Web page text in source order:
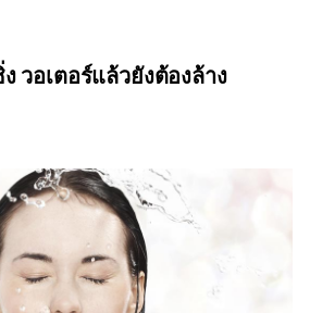
วอเตอร์แล้วยังต้องล้าง